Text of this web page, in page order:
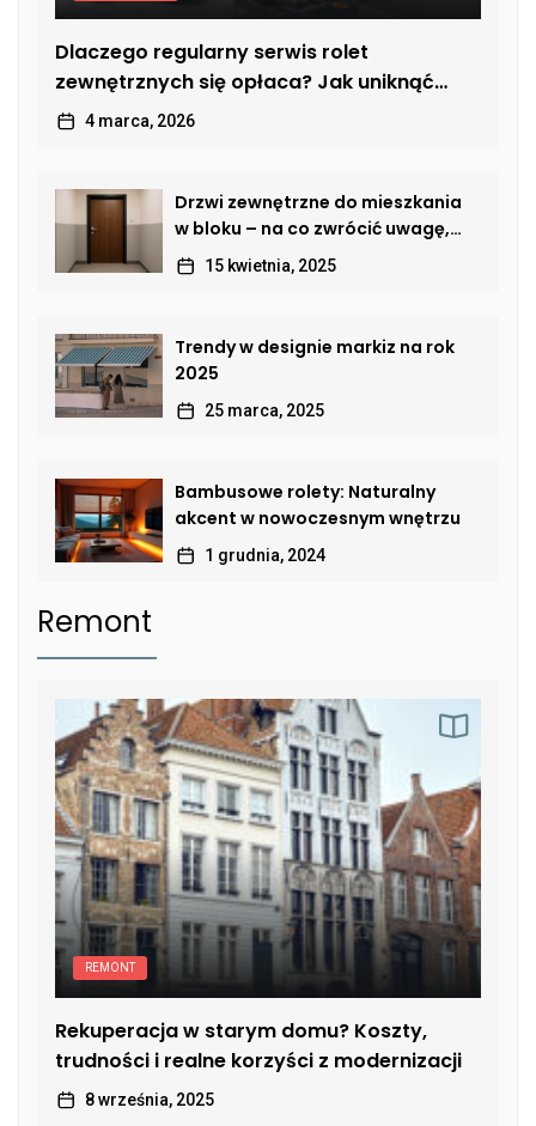
Dlaczego regularny serwis rolet
zewnętrznych się opłaca? Jak uniknąć
kosztownych usterek
4 marca, 2026
Drzwi zewnętrzne do mieszkania
w bloku – na co zwrócić uwagę,
by połączyć bezpieczeństwo,
estetykę i komfort?
15 kwietnia, 2025
Trendy w designie markiz na rok
2025
25 marca, 2025
Bambusowe rolety: Naturalny
akcent w nowoczesnym wnętrzu
1 grudnia, 2024
Remont
REMONT
Rekuperacja w starym domu? Koszty,
trudności i realne korzyści z modernizacji
8 września, 2025